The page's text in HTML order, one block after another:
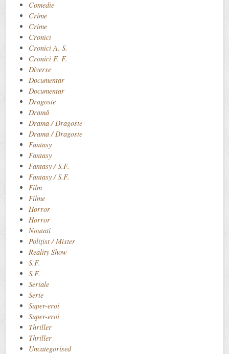
Comedie
Crime
Crime
Cronici
Cronici A. S.
Cronici F. F.
Diverse
Documentar
Documentar
Dragoste
Dramă
Drama / Dragoste
Drama / Dragoste
Fantasy
Fantasy
Fantasy / S.F.
Fantasy / S.F.
Film
Filme
Horror
Horror
Noutati
Polițist / Mister
Reality Show
S.F.
S.F.
Seriale
Serie
Super-eroi
Super-eroi
Thriller
Thriller
Uncategorised